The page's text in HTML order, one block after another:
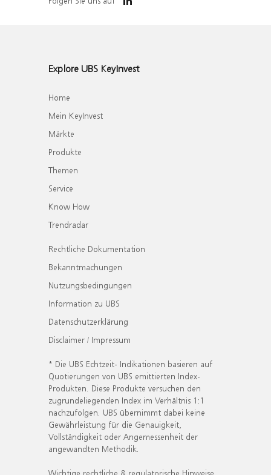
Explore UBS KeyInvest
Home
Mein KeyInvest
Märkte
Produkte
Themen
Service
Know How
Trendradar
Rechtliche Dokumentation
Bekanntmachungen
Nutzungsbedingungen
Information zu UBS
Datenschutzerklärung
Disclaimer / Impressum
* Die UBS Echtzeit- Indikationen basieren auf
Quotierungen von UBS emittierten Index-
Produkten. Diese Produkte versuchen den
zugrundeliegenden Index im Verhältnis 1:1
nachzufolgen. UBS übernimmt dabei keine
Gewährleistung für die Genauigkeit,
Vollständigkeit oder Angemessenheit der
angewandten Methodik.